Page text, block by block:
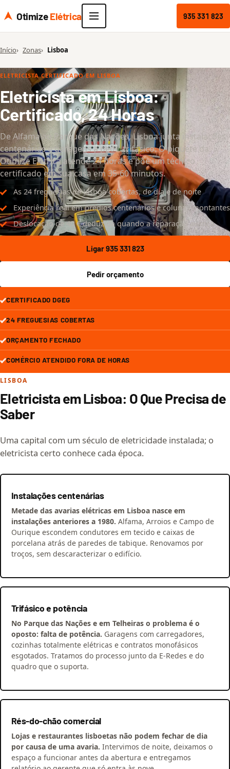
OtimizeElétrica 935 331 823
Início Zonas Lisboa
ELETRICISTA CERTIFICADO EM LISBOA
Eletricista em Lisboa:
Certificado, 24 Horas
De Alfama ao Parque das Nações, Lisboa junta instalações
centenárias e garagens a pedir trifásico. O piquete da
Otimize Elétrica atende 24 horas e põe um técnico
certificado em sua casa em 35-60 minutos.
As 24 freguesias de Lisboa cobertas, de dia e de noite
Experiência real em prédios centenários e colunas montantes
Deslocação de 40 € deduzida quando a reparação avança
Ligar 935 331 823
Pedir orçamento
CERTIFICADO DGEG
24 FREGUESIAS COBERTAS
ORÇAMENTO FECHADO
COMÉRCIO ATENDIDO FORA DE HORAS
LISBOA
Eletricista em Lisboa: O Que Precisa de
Saber
Uma capital com um século de eletricidade instalada; o
eletricista certo conhece cada época.
Instalações centenárias
Metade das avarias elétricas em Lisboa nasce em
instalações anteriores a 1980. Alfama, Arroios e Campo de
Ourique escondem condutores em tecido e caixas de
porcelana atrás de paredes de tabique. Renovamos por
troços, sem descaracterizar o edifício.
Trifásico e potência
No Parque das Nações e em Telheiras o problema é o
oposto: falta de potência. Garagens com carregadores,
cozinhas totalmente elétricas e contratos monofásicos
esgotados. Tratamos do processo junto da E-Redes e do
quadro que o suporta.
Rés-do-chão comercial
Lojas e restaurantes lisboetas não podem fechar de dia
por causa de uma avaria. Intervimos de noite, deixamos o
espaço a funcionar antes da abertura e entregamos